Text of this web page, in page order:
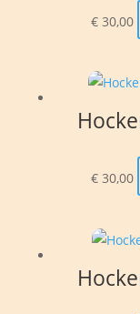
€30,00
€30,00